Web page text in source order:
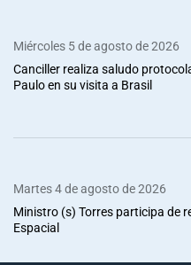
Miércoles 5 de agosto de 2026
Canciller realiza saludo
Paulo en su visita a Brasil
Martes 4 de agosto de 2026
Ministro (s) Torres participa de
Espacial